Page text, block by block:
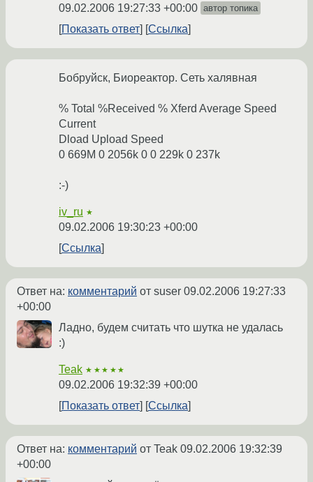
09.02.2006 19:27:33 +00:00 автор топика
Показать ответ Ссылка
Бобруйск, Биореактор. Сеть халявная
% Total %Received % Xferd Average Speed
Current
Dload Upload Speed
0 669M 0 2056k 0 0 229k 0 237k
:-)
iv_ru ★
09.02.2006 19:30:23 +00:00
Ссылка
Ответ на: комментарий от suser 09.02.2006 19:27:33
+00:00
Ладно, будем считать что шутка не удалась
:)
Teak ★★★★★
09.02.2006 19:32:39 +00:00
Показать ответ
Ссылка
Ответ на: комментарий от Teak 09.02.2006 19:32:39
+00:00